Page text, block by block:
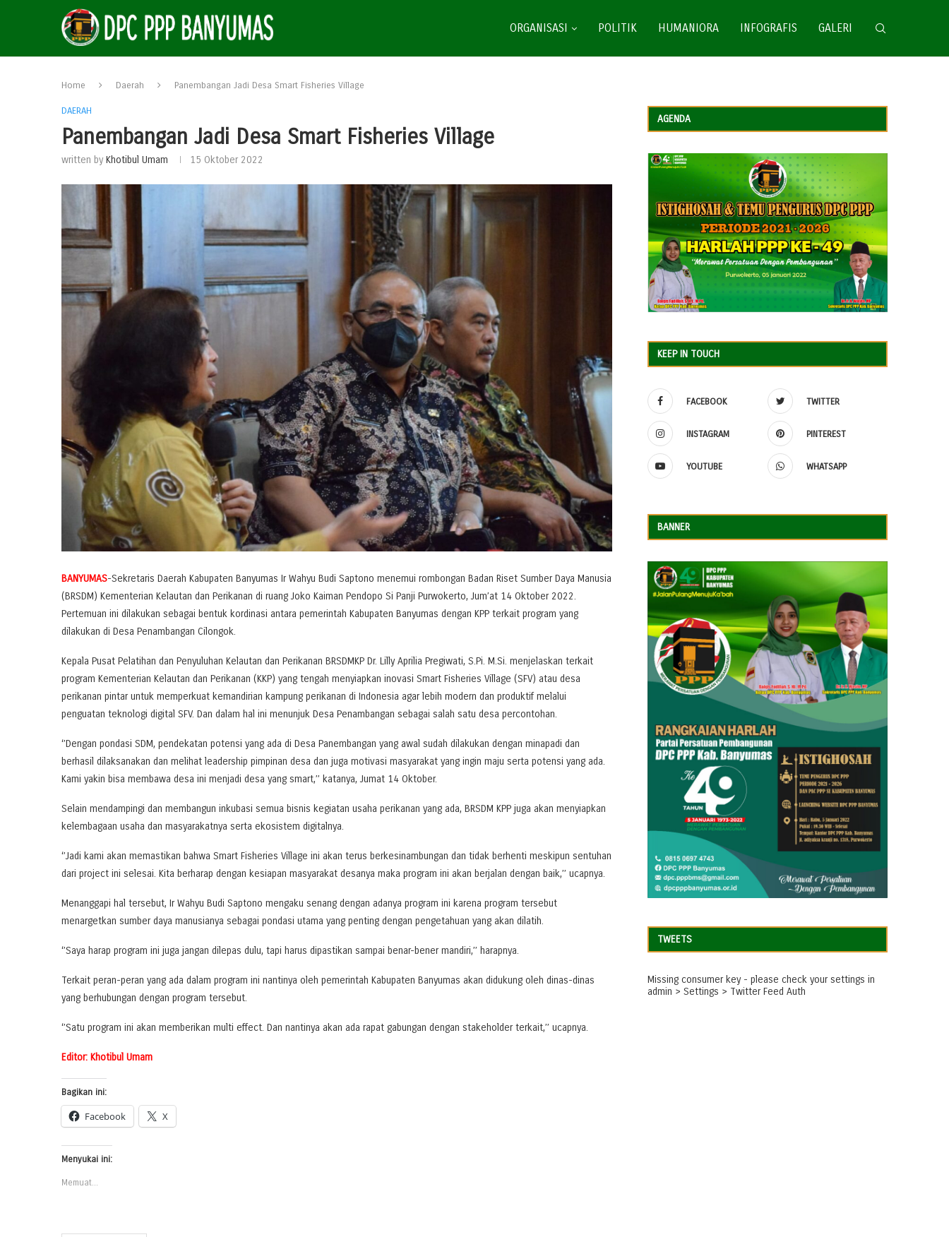
ORGANISASI POLITIK HUMANIORA INFOGRAFIS GALERI
Home Daerah Panembangan Jadi Desa Smart Fisheries Village
DAERAH
Panembangan Jadi Desa Smart Fisheries Village
written by Khotibul Umam 15 Oktober 2022
BANYUMAS-Sekretaris Daerah Kabupaten Banyumas Ir Wahyu Budi Saptono menemui rombongan Badan Riset Sumber Daya Manusia
(BRSDM) Kementerian Kelautan dan Perikanan di ruang Joko Kaiman Pendopo Si Panji Purwokerto, Jum’at 14 Oktober 2022.
Pertemuan ini dilakukan sebagai bentuk kordinasi antara pemerintah Kabupaten Banyumas dengan KPP terkait program yang
dilakukan di Desa Penambangan Cilongok.
Kepala Pusat Pelatihan dan Penyuluhan Kelautan dan Perikanan BRSDMKP Dr. Lilly Aprilia Pregiwati, S.Pi. M.Si. menjelaskan terkait
program Kementerian Kelautan dan Perikanan (KKP) yang tengah menyiapkan inovasi Smart Fisheries Village (SFV) atau desa
perikanan pintar untuk memperkuat kemandirian kampung perikanan di Indonesia agar lebih modern dan produktif melalui
penguatan teknologi digital SFV. Dan dalam hal ini menunjuk Desa Penambangan sebagai salah satu desa percontohan.
‘’Dengan pondasi SDM, pendekatan potensi yang ada di Desa Panembangan yang awal sudah dilakukan dengan minapadi dan
berhasil dilaksanakan dan melihat leadership pimpinan desa dan juga motivasi masyarakat yang ingin maju serta potensi yang ada.
Kami yakin bisa membawa desa ini menjadi desa yang smart,’’ katanya, Jumat 14 Oktober.
Selain mendampingi dan membangun inkubasi semua bisnis kegiatan usaha perikanan yang ada, BRSDM KPP juga akan menyiapkan
kelembagaan usaha dan masyarakatnya serta ekosistem digitalnya.
‘’Jadi kami akan memastikan bahwa Smart Fisheries Village ini akan terus berkesinambungan dan tidak berhenti meskipun sentuhan
dari project ini selesai. Kita berharap dengan kesiapan masyarakat desanya maka program ini akan berjalan dengan baik,’’ ucapnya.
Menanggapi hal tersebut, Ir Wahyu Budi Saptono mengaku senang dengan adanya program ini karena program tersebut
menargetkan sumber daya manusianya sebagai pondasi utama yang penting dengan pengetahuan yang akan dilatih.
‘’Saya harap program ini juga jangan dilepas dulu, tapi harus dipastikan sampai benar-bener mandiri,’’ harapnya.
Terkait peran-peran yang ada dalam program ini nantinya oleh pemerintah Kabupaten Banyumas akan didukung oleh dinas-dinas
yang berhubungan dengan program tersebut.
‘’Satu program ini akan memberikan multi effect. Dan nantinya akan ada rapat gabungan dengan stakeholder terkait,’’ ucapnya.
Editor: Khotibul Umam
Bagikan ini:
Facebook X
Menyukai ini:
Memuat...
AGENDA
KEEP IN TOUCH
FACEBOOK TWITTER
INSTAGRAM PINTEREST
YOUTUBE WHATSAPP
BANNER
TWEETS
Missing consumer key - please check your settings in
admin > Settings > Twitter Feed Auth